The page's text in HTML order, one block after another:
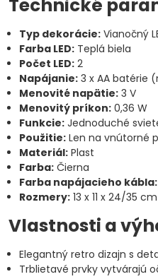
Technické
Typ dekorácie: Vianočný
Farba LED: Teplá biela
Počet LED: 2
Napájanie: 3 x AA batérie
Menovité napätie: 3 V
Menovitý príkon: 0,36 W
Funkcie: Jednoduché
Použitie: Len na vnútorné
Materiál: Plast
Farba: Čierna
Farba napájacieho kábla:
Rozmery: 13 x 11 x 24/35 cm
Vlastnosti a
Elegantný retro dizajn s
Trblietavé prvky vytvárajú